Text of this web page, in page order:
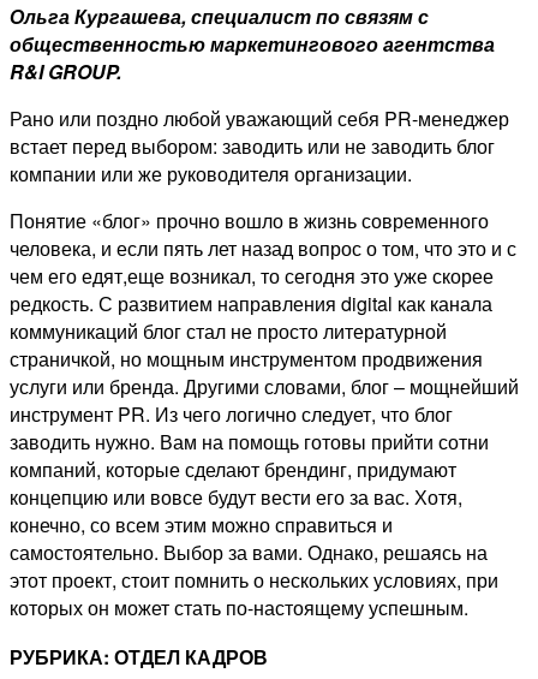
Ольга Кургашева, специалист по связям с
общественностью маркетингового агентства
R&I GROUP.
Рано или поздно любой уважающий себя PR-менеджер
встает перед выбором: заводить или не заводить блог
компании или же руководителя организации.
Понятие «блог» прочно вошло в жизнь современного
человека, и если пять лет назад вопрос о том, что это и с
чем его едят,еще возникал, то сегодня это уже скорее
редкость. С развитием направления digital как канала
коммуникаций блог стал не просто литературной
страничкой, но мощным инструментом продвижения
услуги или бренда. Другими словами, блог – мощнейший
инструмент PR. Из чего логично следует, что блог
заводить нужно. Вам на помощь готовы прийти сотни
компаний, которые сделают брендинг, придумают
концепцию или вовсе будут вести его за вас. Хотя,
конечно, со всем этим можно справиться и
самостоятельно. Выбор за вами. Однако, решаясь на
этот проект, стоит помнить о нескольких условиях, при
которых он может стать по-настоящему успешным.
РУБРИКА: ОТДЕЛ КАДРОВ